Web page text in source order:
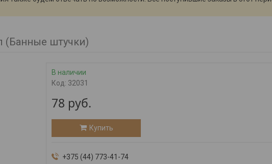
(Банные штучки)
В наличии
Код: 32031
78 руб.
Купить
+375 (44) 773-41-74